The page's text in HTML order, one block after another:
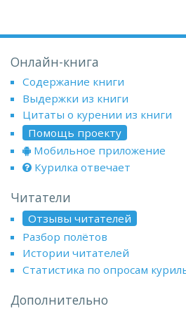
Онлайн-книга
Содержание книги
Выдержки из книги
Цитаты о курении из книги
Помощь проекту
Мобильное приложение
Курилка отвечает
Читатели
Отзывы читателей
Разбор полётов
Истории читателей
Статистика по опросам
Дополнительно